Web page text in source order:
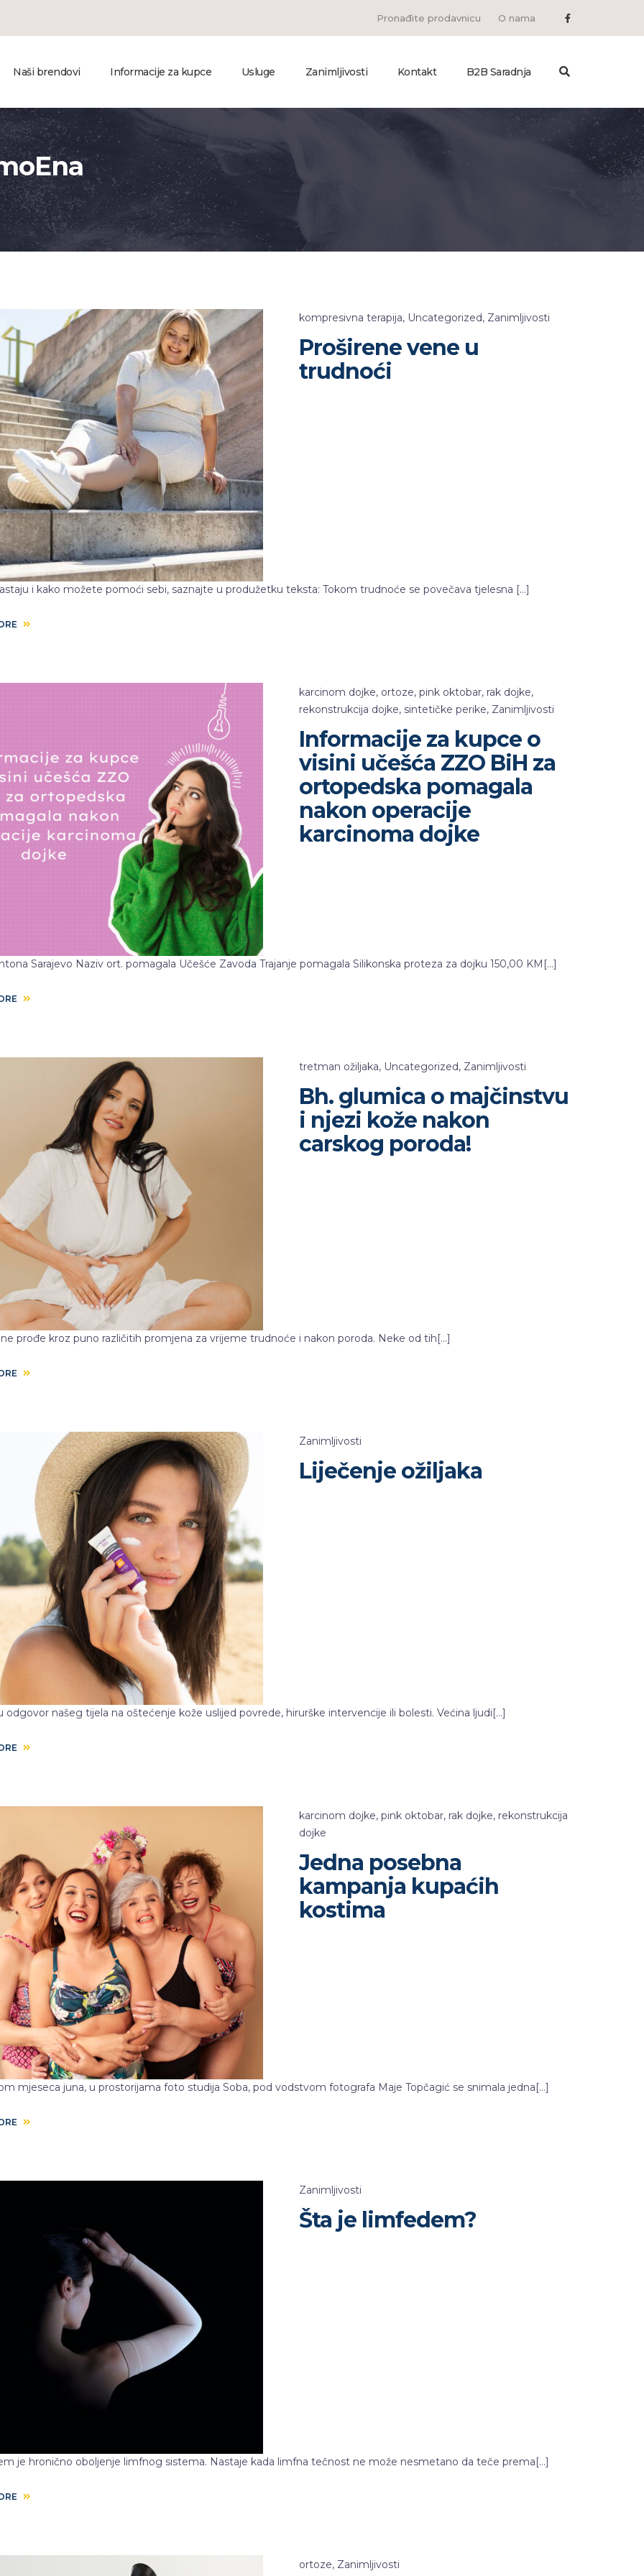
Pronađite prodavnicu O nama
Naši brendovi Informacije za kupce Usluge Zanimljivosti Kontakt B2B Saradnja
kompresivna terapija, Uncategorized, Zanimljivosti
Proširene vene u
trudnoći
i kako možete pomoći sebi, saznajte u produžetku teksta: Tokom trudnoće se povečava tjelesna […]
karcinom dojke, ortoze,pink oktobar, rak dojke,
rekonstrukcija dojke, sintetičke perike, Zanimljivosti
Informacije za kupce o
visini učešća ZZO BiH za
ortopedska pomagala
nakon operacije
karcinoma dojke
Sarajevo Naziv ort. pomagala Učešće Zavoda Trajanje pomagala Silikonska proteza za dojku 150,00 KM[…]
tretman ožiljaka, Uncategorized, Zanimljivosti
Bh. glumica o majčinstvu
i njezi kože nakon
carskog poroda!
prođe kroz puno različitih promjena za vrijeme trudnoće i nakon poroda. Neke od tih[…]
Zanimljivosti
Liječenje ožiljaka
odgovor našeg tijela na oštećenje kože uslijed povrede, hirurške intervencije ili bolesti. Većina ljudi[…]
karcinom dojke,pink oktobar, rak dojke, rekonstrukcija
dojke
Jedna posebna
kampanja kupaćih
kostima
mjeseca juna, u prostorijama foto studija Soba, pod vodstvom fotografa Maje Topčagić se snimala jedna[…]
Zanimljivosti
Šta je limfedem?
je hronično oboljenje limfnog sistema. Nastaje kada limfna tečnost ne može nesmetano da teče prema[…]
ortoze, Zanimljivosti